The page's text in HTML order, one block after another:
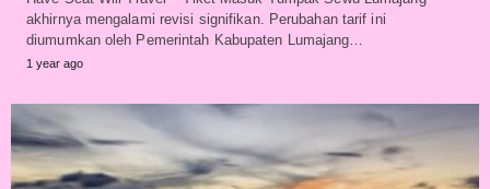
akhirnya mengalami revisi signifikan. Perubahan tarif ini
diumumkan oleh Pemerintah Kabupaten Lumajang…
1 year ago